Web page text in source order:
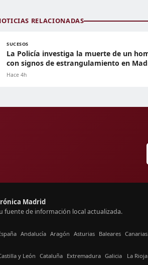
RELACIONADAS
SUCESOS
La Policía investiga la muerte de un
con signos de estrangulamiento en
Hace 4h
Madrid
fuente de información local actualizada.
Andalucía Aragón Asturias Baleares Canarias
y León Cataluña Extremadura Galicia La Rioja